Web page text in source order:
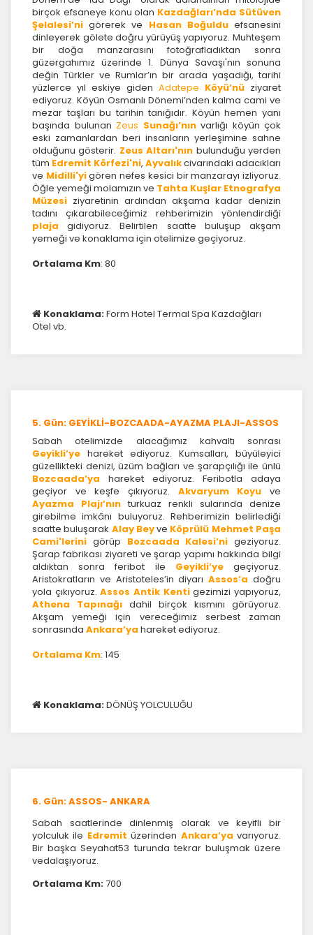
Daha fazla bilgi içinKVKK bilgilendirmemizi,çerez
kullanımvegizlilik koşullarınıinceleyebilirsiniz.
Zorunlu Çerezler HER ZAMAN AKTIF
Oturum yönetimi, güvenlik ve temel site işlevleri için
gereklidir. Bu çerezler olmadan site düzgün çalışmaz
ve devre dışı bırakılamaz.
İstatistik Çerezleri
Ziyaretçilerin siteyi nasıl kullandığını anonim olarak
ölçeriz. Hangi sayfaların popüler olduğunu ve
yardımcı olur.
Tercihleri Kaydet
birçok efsaneye konu olan Kazdağları’nda Sütüven
Şelalesi’ni görerek ve Hasan Boğulduefsanesini
dinleyerek gölete doğru yürüyüş yapıyoruz. Muhteşem
bir doğa manzarasını fotoğrafladıktan sonra
güzergahımız üzerinde 1. Dünya Savaşı'nın sonuna
değin Türkler ve Rumlar’ın bir arada yaşadığı, tarihi
yüzlerce yıl eskiye giden Adatepe Köyü’nü ziyaret
ediyoruz. Köyün Osmanlı Dönemi’nden kalma cami ve
mezar taşları bu tarihin tanığıdır. Köyün hemen yanı
başında bulunan Zeus Sunağı’nın varlığı köyün çok
eski zamanlardan beri insanların yerleşimine sahne
olduğunu gösterir. Zeus Altarı'nın bulunduğu yerden
tüm Edremit Körfezi'ni, Ayvalıkcivarındaki adacıkları
ve Midilli'yigören nefes kesici bir manzarayı izliyoruz.
Öğle yemeği molamızın ve Tahta Kuşlar Etnografya
Müzesi ziyaretinin ardından akşama kadar denizin
tadını çıkarabileceğimiz rehberimizin yönlendirdiği
plajagidiyoruz. Belirtilen saatte buluşup akşam
yemeği ve konaklama için otelimize geçiyoruz.
Ortalama Km: 80
Konaklama:Form Hotel Termal Spa Kazdağları
Otel vb.
5. Gün: GEYİKLİ-BOZCAADA-AYAZMA PLAJI-ASSOS
Sabah otelimizde alacağımız kahvaltı sonrası
Geyikli’ye hareket ediyoruz. Kumsalları, büyüleyici
güzellikteki denizi, üzüm bağları ve şarapçılığı ile ünlü
Bozcaada’ya hareket ediyoruz. Feribotla adaya
geçiyor ve keşfe çıkıyoruz. Akvaryum Koyuve
Ayazma Plajı’nın turkuaz renkli sularında denize
girebilme imkânı buluyoruz. Rehberimizin belirlediği
saatte buluşarak Alay Beyve Köprülü Mehmet Paşa
Cami'lerini görüp Bozcaada Kalesi’ni geziyoruz.
Şarap fabrikası ziyareti ve şarap yapımı hakkında bilgi
aldıktan sonra feribot ile Geyikli’yegeçiyoruz.
Aristokratların ve Aristoteles’in diyarıAssos’adoğru
yola çıkıyoruz.Assos Antik Kentigezimizi yapıyoruz,
Athena Tapınağı dahil birçok kısmını görüyoruz.
Akşam yemeği için vereceğimiz serbest zaman
sonrasında Ankara’ya hareket ediyoruz.
Ortalama Km: 145
Konaklama:DÖNÜŞ YOLCULUĞU
6. Gün: ASSOS- ANKARA
Sabah saatlerinde dinlenmiş olarak ve keyifli bir
yolculuk ile Edremitüzerinden Ankara’yavarıyoruz.
Bir başka Seyahat53 turunda tekrar buluşmak üzere
vedalaşıyoruz.
Ortalama Km:700